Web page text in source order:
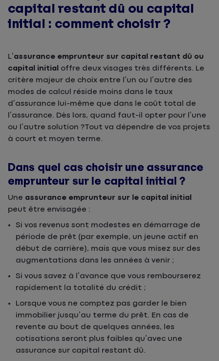
capital restant dû ou capital
initial : comment choisir ?
L’assurance emprunteur sur capital restant dû ou
capital initial offre deux visages très différents. Le
critère majeur de choix entre l’un ou l’autre des
modes de calcul réside moins dans le taux
d’assurance lui-même que dans le coût total de
l’assurance. Dès lors, quand faut-il opter pour l’une
ou l’autre solution ?Tout va dépendre de vos projets
à court et moyen terme.
Dans quel cas choisir une assurance
emprunteur sur le capital initial ?
Une assurance emprunteur sur le capital initial
peut être envisagée :
Si vos revenus sont modestes en démarrage de
période de prêt (par exemple, un jeune actif en
début de carrière), mais que vous misez sur des
augmentations dans les années à venir ;
Si vous savez à l’avance que vous rembourserez
rapidement la totalité du crédit ;
Lorsque vous ne comptez pas garder le bien
immobilier jusqu’au terme du prêt. En cas de
revente au bout de quelques années, les
cotisations seront plus faibles qu’avec une
assurance sur capital restant dû.